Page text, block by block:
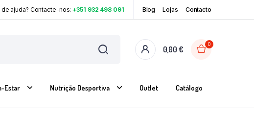
de ajuda? Contacte-nos:+351 932 498 091 Blog Lojas Contacto
0,00€
0
Estar Nutrição Desportiva Outlet Catálogo